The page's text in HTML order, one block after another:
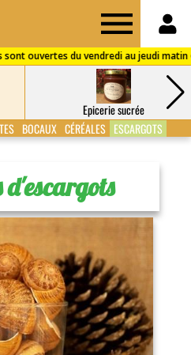
Epicerie sucrée
BOCAUX CÉRÉALES ESCARGOTS